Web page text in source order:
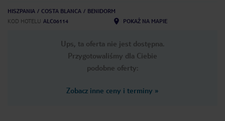
HISZPANIA COSTA BLANCA
BENIDORM
KOD HOTELU ALC06114 POKAŻ NA MAPIE
Ups, ta oferta nie jest dostępna.
Przygotowaliśmy dla Ciebie
podobne oferty:
Zobacz inne ceny i terminy »